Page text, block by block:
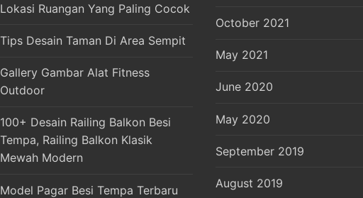
Lokasi Ruangan Yang Paling Cocok
Tips Desain Taman Di Area Sempit
Gallery Gambar Alat Fitness
Outdoor
100+ Desain Railing Balkon Besi
Tempa, Railing Balkon Klasik
Mewah Modern
Model Pagar Besi Tempa Terbaru
October 2021
May 2021
June 2020
May 2020
September 2019
August 2019